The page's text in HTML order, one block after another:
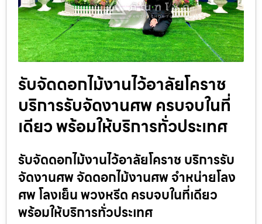
รับจัดดอกไม้งานไว้อาลัยโคราช
บริการรับจัดงานศพ ครบจบในที่
เดียว พร้อมให้บริการทั่วประเทศ
รับจัดดอกไม้งานไว้อาลัยโคราช บริการรับ
จัดงานศพ จัดดอกไม้งานศพ จำหน่ายโลง
ศพ โลงเย็น พวงหรีด ครบจบในที่เดียว
พร้อมให้บริการทั่วประเทศ